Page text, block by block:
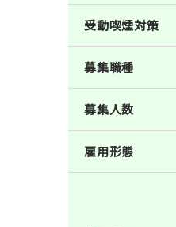
受動喫煙対策
募集職種
募集人数
雇用形態